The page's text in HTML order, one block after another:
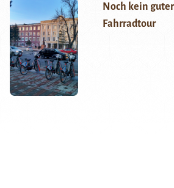
Noch kein
Fahrradtour